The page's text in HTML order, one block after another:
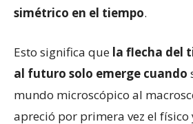
simétrico en el tiempo.
Esto significa que la flecha del
al futuro solo emerge cuando
mundo microscópico al
apreció por primera vez el físico